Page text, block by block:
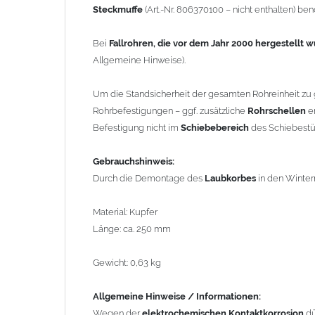
Gewicht: 0,63 kg
Allgemeine Hinweise / Informationen:
Wegen derelektrochemischen Kontaktkorrosion
Regenwasser von Kupfer auf sie fließt. Lösung:
den Wasserfluss so lenken, dass er nur von Zink,
Richtige Kombinationen ->Zink, Aluminium und
da keine erhebliche Kontaktkorrosion auftritt.
gefalzten Alu-, Kupferrohren und gelöteten
heutige lasergeschweißte Rohre. Maßabweichungen
lasergeschweißtes Fallrohr ersetzt werden.
Zusammenbau vonMetall-Regenfallrohren mit KG-
Steckmuffe (Art.-Nr. 806370100 – nicht enthalten)
Bei Fallrohren, die vor dem Jahr 2000 hergestellt
Allgemeine Hinweise).
Um die Standsicherheit der gesamten Rohreinheit
Rohrbefestigungen – ggf. zusätzliche Rohrschellen
Befestigung nicht im Schiebebereich des
Gebrauchshinweis:
Durch die Demontage des Laubkorbes in den
Material: Kupfer
Länge: ca. 250 mm
Gewicht: 0,63 kg
Allgemeine Hinweise / Informationen: